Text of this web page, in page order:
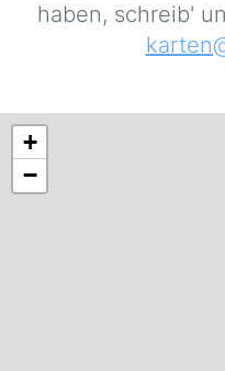
haben, schreib'
+
−